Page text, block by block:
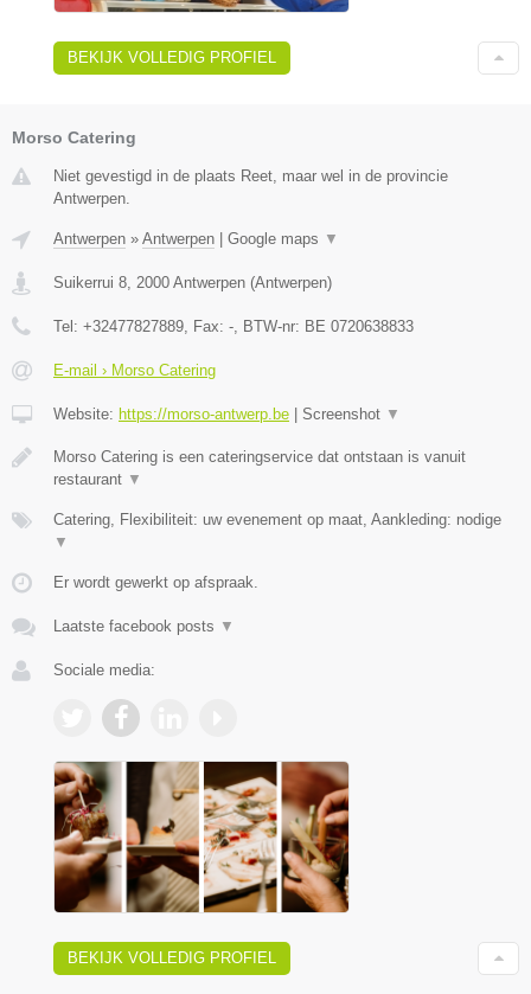
BEKIJK VOLLEDIG PROFIEL
Morso Catering
Niet gevestigd in de plaats Reet, maar wel in de provincie
Antwerpen.
Antwerpen » Antwerpen Google maps ▼
Suikerrui 8, 2000 Antwerpen (Antwerpen)
Tel: +32477827889, Fax: -, BTW-nr: BE 0720638833
E-mail › Morso Catering
Website: https://morso-antwerp.be Screenshot ▼
Morso Catering is een cateringservice dat ontstaan is vanuit
restaurant ▼
Catering, Flexibiliteit: uw evenement op maat, Aankleding: nodige
▼
Er wordt gewerkt op afspraak.
Laatste facebook posts ▼
Sociale media:
BEKIJK VOLLEDIG PROFIEL